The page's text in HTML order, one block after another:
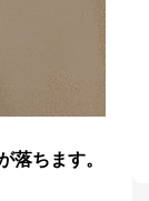
ちます。